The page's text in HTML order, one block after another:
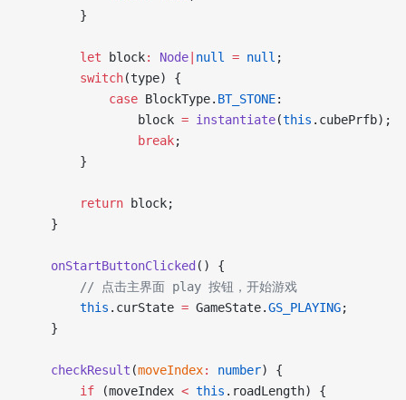
        }
        let
block: Node null = null ;
        switch
(type) {
            case
BlockType. BT_STONE:
                block
= instantiate(this .cubePrfb);
                break
;
        }
        return
block;
    }
    onStartButtonClicked
() {
        // 点击主界面 play 按钮，开始游戏
        this
.curState = GameState.GS_PLAYING;
    }
    checkResult
(moveIndex: number) {
        if
(moveIndex < this .roadLength) {